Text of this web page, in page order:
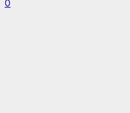
0